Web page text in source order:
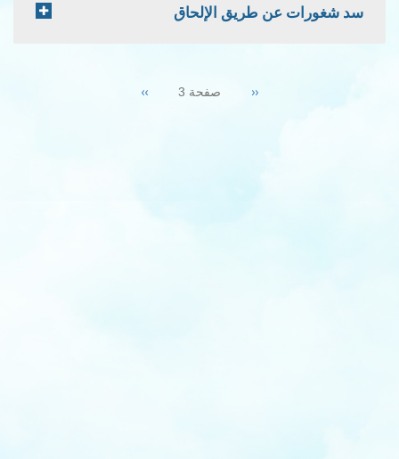
سد شغورات عن طريق الإلحاق
Previous
‹‹ صفحة 3 Next
››